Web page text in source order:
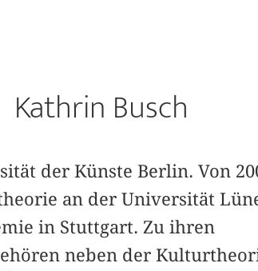
Kathrin Busch
der Künste Berlin. Von
an der Universität
in Stuttgart. Zu ihren
neben der